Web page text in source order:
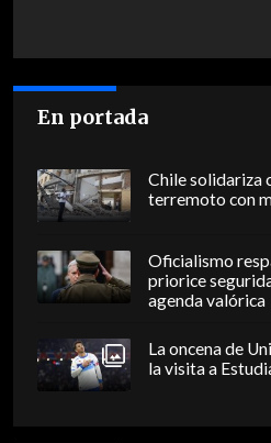
En portada
Chile solidariza
terremoto con
Oficialismo
priorice
agenda valórica
La oncena de
la visita a